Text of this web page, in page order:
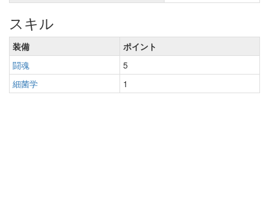
スキル
装備
ポイント
闘魂
5
細菌学
1